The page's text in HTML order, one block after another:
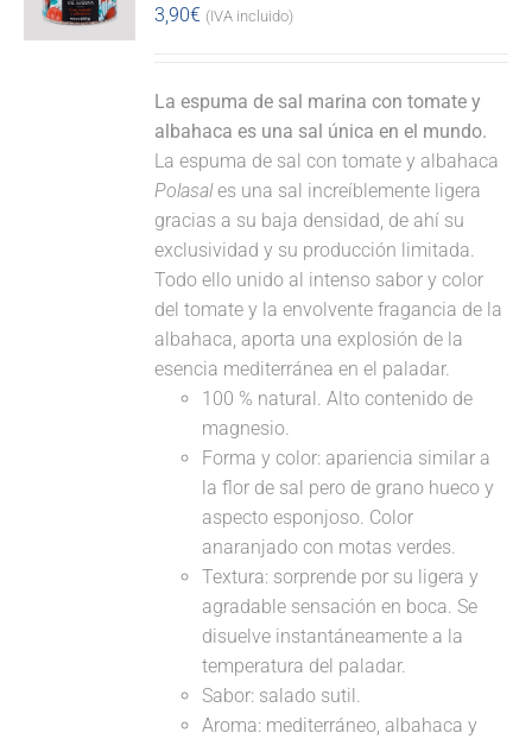
3,90€ (IVA incluido)
La espuma de sal marina con tomate y
albahaca es una sal única en el mundo.
La espuma de sal con tomate y albahaca
Polasales una sal increíblemente ligera
gracias a su baja densidad, de ahí su
exclusividad y su producción limitada.
Todo ello unido al intenso sabor y color
del tomate y la envolvente fragancia de la
albahaca, aporta una explosión de la
esencia mediterránea en el paladar.
100 % natural. Alto contenido de
magnesio.
Forma y color: apariencia similar a
la flor de sal pero de grano hueco y
aspecto esponjoso. Color
anaranjado con motas verdes.
Textura: sorprende por su ligera y
agradable sensación en boca. Se
disuelve instantáneamente a la
temperatura del paladar.
Sabor: salado sutil.
Aroma: mediterráneo, albahaca y